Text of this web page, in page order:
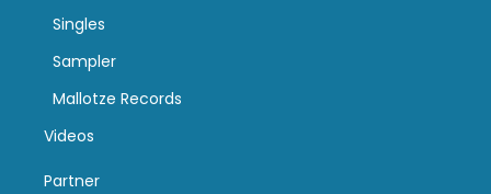
Singles
Sampler
Mallotze Records
Videos
Partner